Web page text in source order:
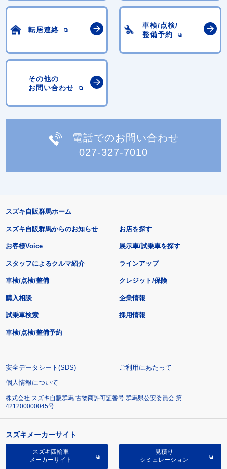
転居連絡
車検/点検/
整備予約
その他の
お問い合わせ
電話でのお問い合わせ
027-327-7010
スズキ自販群馬ホーム
スズキ自販群馬からのお知らせ
お客様Voice
スタッフによるクルマ紹介
お店を探す
展示車/試乗車を探す
ラインアップ
車検/点検/整備 クレジット/保険
購入相談
試乗車検索
車検/点検/整備予約
企業情報
採用情報
安全データシート(SDS)
ご利用にあたって
個人情報について
株式会社 スズキ自販群馬 古物商許可証番号 群馬県公安委員会 第
421200000045号
スズキメーカーサイト
スズキ四輪車
メーカーサイト
見積り
シミュレーション